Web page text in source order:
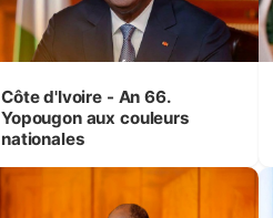
Côte d'Ivoire - An 66.
Yopougon aux couleurs
nationales